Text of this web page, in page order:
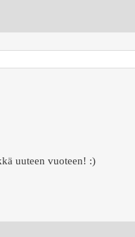
uuteen vuoteen! :)